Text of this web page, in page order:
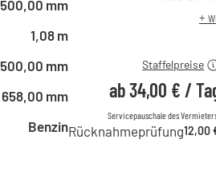
500,00 mm
1,08 m
500,00 mm
658,00 mm
Benzin
ab 6 Tagen
Staffelpreise
ab34,00 € /
Servicepauschale des
Rücknahmeprüfung12,00
+